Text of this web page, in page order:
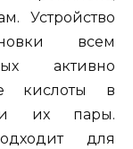
Устройство
всем
активно
кислоты в
и их пары.
для